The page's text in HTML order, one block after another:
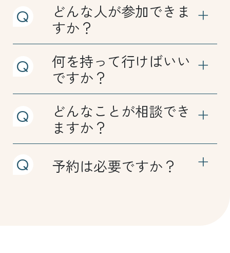
どんな人が参加できま
すか？
何を持って行けばいい
ですか？
どんなことが相談でき
ますか？
予約は必要ですか？